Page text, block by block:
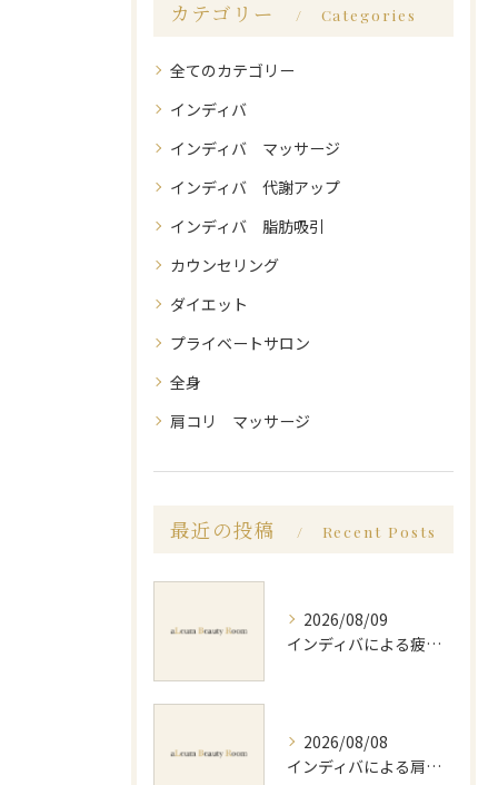
カテゴリー Categories
全てのカテゴリー
インディバ
インディバ マッサージ
インディバ 代謝アップ
インディバ 脂肪吸引
カウンセリング
ダイエット
プライベートサロン
全身
肩コリ マッサージ
最近の投稿 Recent Posts
2026/08/09
インディバによる疲労回復方法と効果的な実感や持続のポイントを徹底解説
2026/08/08
インディバによる肩コリ施術の効果と回数の目安を徹底解説